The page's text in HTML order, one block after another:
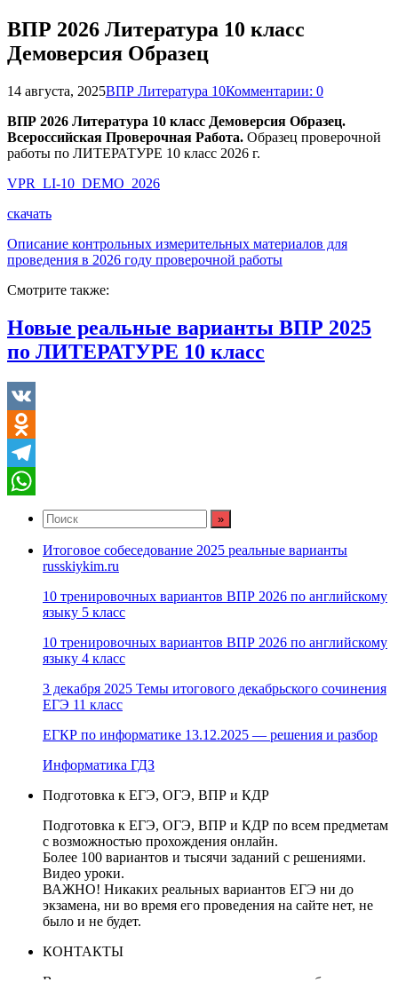
ВПР 2026 Литература 10 класс
Демоверсия Образец
14 августа, 2025ВПР Литература 10Комментарии: 0
ВПР 2026 Литература 10 класс Демоверсия Образец.
Всероссийская Проверочная Работа. Образец проверочной
работы по ЛИТЕРАТУРЕ 10 класс 2026 г.
VPR_LI-10_DEMO_2026
скачать
Описание контрольных измерительных материалов для
проведения в 2026 году проверочной работы
Смотрите также:
Новые реальные варианты ВПР 2025
по ЛИТЕРАТУРЕ 10 класс
VK
Odnoklassniki
Telegram
WhatsApp
Итоговое собеседование 2025 реальные варианты
russkiykim.ru
10 тренировочных вариантов ВПР 2026 по английскому
языку 5 класс
10 тренировочных вариантов ВПР 2026 по английскому
языку 4 класс
3 декабря 2025 Темы итогового декабрьского сочинения
ЕГЭ 11 класс
ЕГКР по информатике 13.12.2025 — решения и разбор
Информатика ГДЗ
Подготовка к ЕГЭ, ОГЭ, ВПР и КДР
Подготовка к ЕГЭ, ОГЭ, ВПР и КДР по всем предметам
с возможностью прохождения онлайн.
Более 100 вариантов и тысячи заданий с решениями.
Видео уроки.
ВАЖНО! Никаких реальных вариантов ЕГЭ ни до
экзамена, ни во время его проведения на сайте нет, не
было и не будет.
КОНТАКТЫ
В случае нарушения авторских прав, правообладателям